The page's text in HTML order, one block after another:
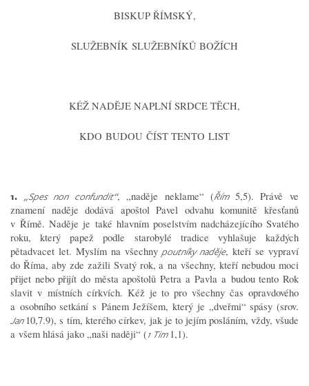
BISKUP ŘÍMSKÝ,
SLUŽEBNÍK SLUŽEBNÍKŮ BOŽÍCH
KÉŽ NADĚJE NAPLNÍ SRDCE TĚCH,
KDO BUDOU ČÍST TENTO LIST
1. „Spes non confundit“, „naděje neklame“ (Řím 5,5). Právě ve
znamení naděje dodává apoštol Pavel odvahu komunitě křesťanů
v Římě. Naděje je také hlavním poselstvím nadcházejícího Svatého
roku, který papež podle starobylé tradice vyhlašuje každých
pětadvacet let. Myslím na všechnypoutníky naděje, kteří se vypraví
do Říma, aby zde zažili Svatý rok, a na všechny, kteří nebudou moci
přijet nebo přijít do města apoštolů Petra a Pavla a budou tento Rok
slavit v místních církvích. Kéž je to pro všechny čas opravdového
a osobního setkání s Pánem Ježíšem, který je „dveřmi“ spásy (srov.
Jan 10,7.9), s tím, kterého církev, jak je to jejím posláním, vždy, všude
a všem hlásá jako „naši naději“ (1 Tim 1,1).